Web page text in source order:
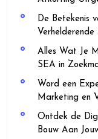
De Betekenis
Alles Wat Je
SEA in
Word een
Marketing en
Ontdek de
Bouw Aan